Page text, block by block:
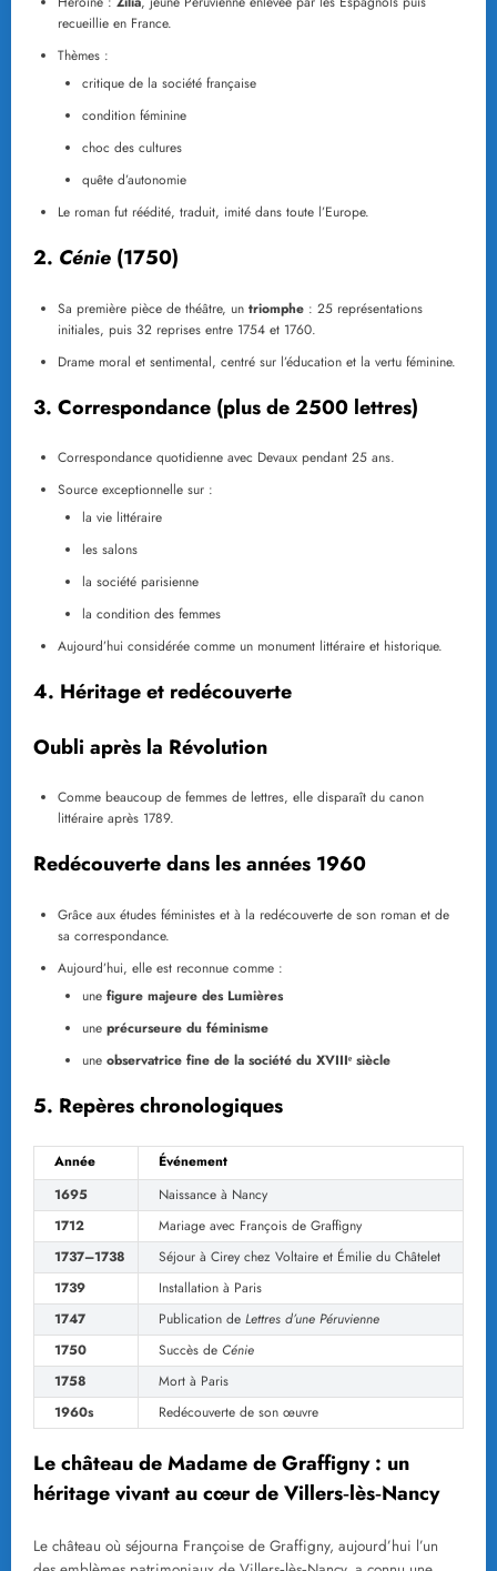
recueillie en France.
Thèmes :
critique de la société française
condition féminine
choc des cultures
quête d’autonomie
Le roman fut réédité, traduit, imité dans toute l’Europe.
2. Cénie (1750)
Sa première pièce de théâtre, un triomphe : 25 représentations
initiales, puis 32 reprises entre 1754 et 1760.
Drame moral et sentimental, centré sur l’éducation et la vertu féminine.
3. Correspondance (plus de 2500 lettres)
Correspondance quotidienne avec Devaux pendant 25 ans.
Source exceptionnelle sur :
la vie littéraire
les salons
la société parisienne
la condition des femmes
Aujourd’hui considérée comme un monument littéraire et historique.
4. Héritage et redécouverte
Oubli après la Révolution
Comme beaucoup de femmes de lettres, elle disparaît du canon
littéraire après 1789.
Redécouverte dans les années 1960
Grâce aux études féministes et à la redécouverte de son roman et de
sa correspondance.
Aujourd’hui, elle est reconnue comme :
une figure majeure des Lumières
une précurseure du féminisme
une observatrice fine de la société du XVIIIᵉ siècle
5. Repères chronologiques
Année
Événement
1695
Naissance à Nancy
1712
Mariage avec François de Graffigny
1737–1738
Séjour à Cirey chez Voltaire et Émilie du Châtelet
1739
Installation à Paris
1747
Publication de Lettres d’une Péruvienne
1750
Succès de Cénie
1758
Mort à Paris
1960s
Redécouverte de son œuvre
Le château de Madame de Graffigny : un
héritage vivant au cœur de Villers‑lès‑Nancy
Le château où séjourna Françoise de Graffigny, aujourd’hui l’un